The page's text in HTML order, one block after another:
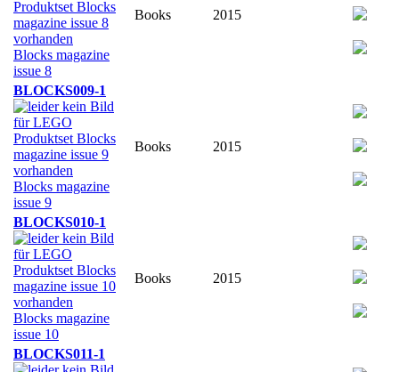
Blocks magazine
issue 8
Books 2015
BLOCKS009-1
Blocks magazine
issue 9
Books 2015
BLOCKS010-1
Blocks magazine
issue 10
Books 2015
BLOCKS011-1